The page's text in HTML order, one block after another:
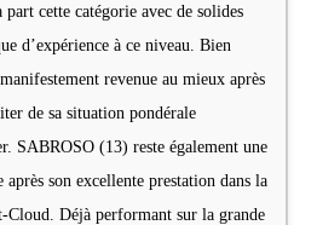
cette catégorie avec de solides
d’expérience à ce niveau. Bien
revenue au mieux après
de sa situation pondérale
SABROSO (13) reste également une
son excellente prestation dans la
Cloud. Déjà performant sur la grande